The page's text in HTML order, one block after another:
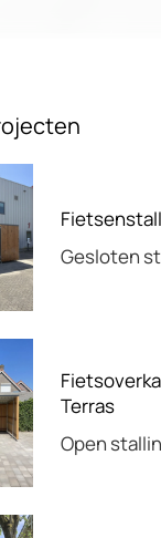
Gesloten
Terras
Open